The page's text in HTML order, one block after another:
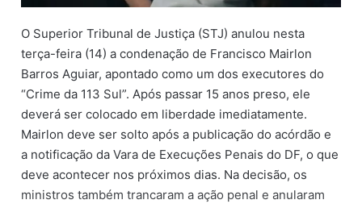
l
O Superior Tribunal de Justiça (STJ) anulou nesta
terça-feira (14) a condenação de Francisco Mairlon
Barros Aguiar, apontado como um dos executores do
“Crime da 113 Sul”. Após passar 15 anos preso, ele
deverá ser colocado em liberdade imediatamente.
Mairlon deve ser solto após a publicação do acórdão e
a notificação da Vara de Execuções Penais do DF, o que
deve acontecer nos próximos dias. Na decisão, os
ministros também trancaram a ação penal e anularam